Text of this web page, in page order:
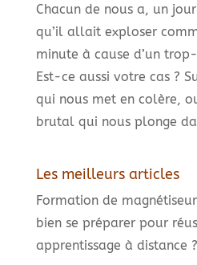
Chacun de nous a, un
qu’il allait exploser
minute à cause d’un
Est-ce aussi votre cas ?
qui nous met en colère,
brutal qui nous plonge
Les meilleurs articles
Formation de
bien se préparer pour
apprentissage à distance ?